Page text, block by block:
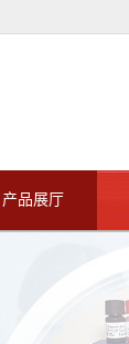
产品展厅